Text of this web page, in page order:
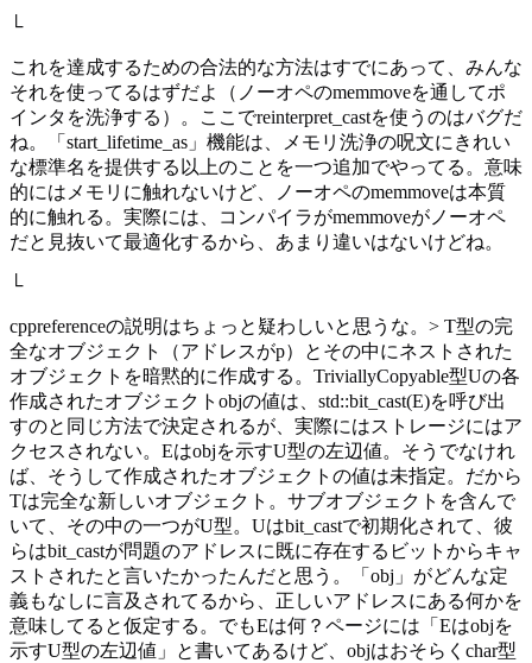
└
これを達成するための合法的な方法はすでにあって、みんな
それを使ってるはずだよ（ノーオペのmemmoveを通してポ
インタを洗浄する）。ここでreinterpret_castを使うのはバグだ
ね。「start_lifetime_as」機能は、メモリ洗浄の呪文にきれい
な標準名を提供する以上のことを一つ追加でやってる。意味
的にはメモリに触れないけど、ノーオペのmemmoveは本質
的に触れる。実際には、コンパイラがmemmoveがノーオペ
だと見抜いて最適化するから、あまり違いはないけどね。
└
cppreferenceの説明はちょっと疑わしいと思うな。> T型の完
全なオブジェクト（アドレスがp）とその中にネストされた
オブジェクトを暗黙的に作成する。TriviallyCopyable型Uの各
作成されたオブジェクトobjの値は、std::bit_cast(E)を呼び出
すのと同じ方法で決定されるが、実際にはストレージにはア
クセスされない。Eはobjを示すU型の左辺値。そうでなけれ
ば、そうして作成されたオブジェクトの値は未指定。だから
Tは完全な新しいオブジェクト。サブオブジェクトを含んで
いて、その中の一つがU型。Uはbit_castで初期化されて、彼
らはbit_castが問題のアドレスに既に存在するビットからキャ
ストされたと言いたかったんだと思う。「obj」がどんな定
義もなしに言及されてるから、正しいアドレスにある何かを
意味してると仮定する。でもEは何？ページには「Eはobjを
示すU型の左辺値」と書いてあるけど、objはおそらくchar型